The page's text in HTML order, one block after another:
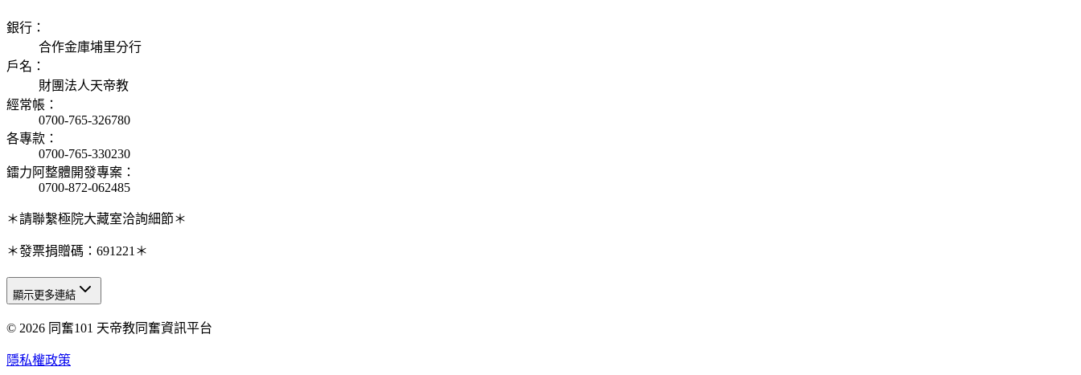
銀行 ：
合作金庫埔里分行
戶名 ：
財團法人天帝教
經常帳 ：
0700-765-326780
各專款 ：
0700-765-330230
鐳力阿整體開發專案 ：
0700-872-062485
＊請聯繫極院大藏室洽詢細節＊
＊發票捐贈碼：691221＊
天人研究總院
天人研究學院
顯示更多連結
© 2026 同奮101 天帝教同奮資訊平台
隱私權政策